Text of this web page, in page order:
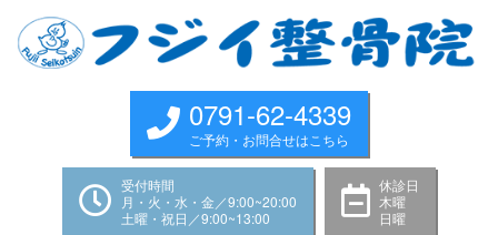
content
0791-62-4339
ご予約・お問合せはこちら
受付時間
月・火・水・金／9:00~20:00
土曜・祝日／9:00~13:00
休診日
木曜
日曜